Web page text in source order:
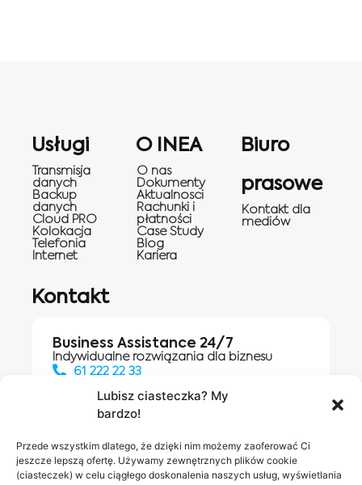
Lubisz ciasteczka? My
bardzo!
Przede wszystkim dlatego, że dzięki nim możemy zaoferować Ci
jeszcze lepszą ofertę. Używamy zewnętrznych plików cookie
(ciasteczek) w celu ciągłego doskonalenia naszych usług, wyświetlania
Usługi
Transmisja
danych
Backup
danych
Cloud PRO
Kolokacja
Telefonia
Internet
O INEA
O nas
Dokumenty
Aktualnosci
Rachunki i
płatności
Case Study
Blog
Kariera
Biuro
prasowe
Kontakt dla
mediów
Kontakt
Business Assistance 24/7
Indywidualne rozwiązania dla biznesu
61 222 22 33